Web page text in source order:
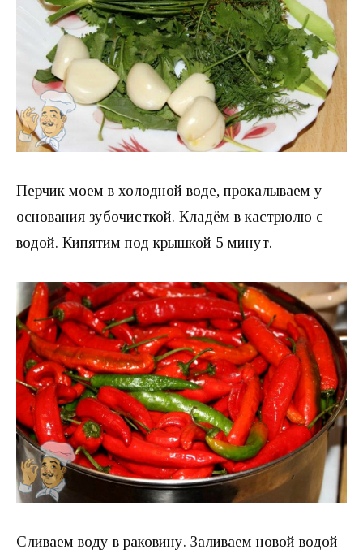
Перчик моем в холодной воде, прокалываем у
основания зубочисткой. Кладём в кастрюлю с
водой. Кипятим под крышкой 5 минут.
Сливаем воду в раковину. Заливаем новой водой